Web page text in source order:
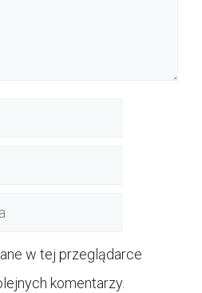
w tej przeglądarce
komentarzy.